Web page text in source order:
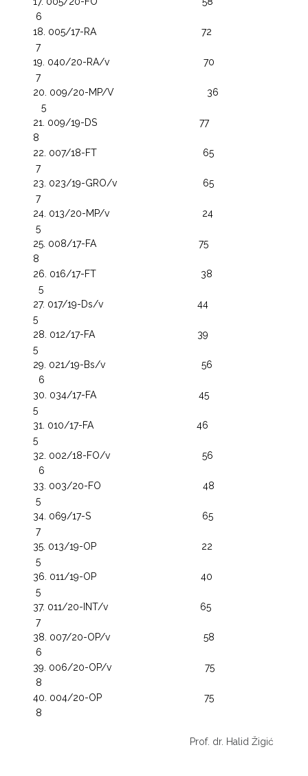
6
005/17-RA 72
7
040/20-RA/v 70
7
009/20-MP/V 36
5
009/19-DS 77
8
007/18-FT 65
7
023/19-GRO/v 65
7
013/20-MP/v 24
5
008/17-FA 75
8
016/17-FT 38
5
017/19-Ds/v 44
5
012/17-FA 39
5
021/19-Bs/v 56
6
034/17-FA 45
5
010/17-FA 46
5
002/18-FO/v 56
6
003/20-FO 48
5
069/17-S 65
7
013/19-OP 22
5
011/19-OP 40
5
011/20-INT/v 65
7
007/20-OP/v 58
6
006/20-OP/v 75
8
004/20-OP 75
8
Prof. dr. Halid Žigić